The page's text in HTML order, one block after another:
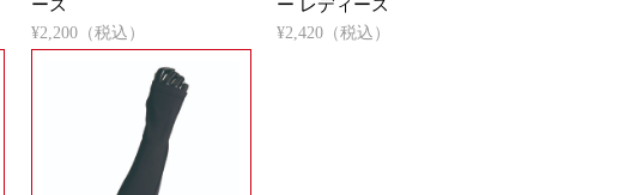
ース
¥2,200（税込）
ー レディース
¥2,420（税込）